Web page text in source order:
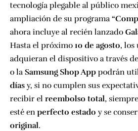
tecnología plegable al público
ampliación de su programa
ahora incluye al recién lanzado
Hasta el próximo 10 de agosto, los
adquieran el dispositivo a través de
o la Samsung Shop App podrán
días y, si no cumplen sus
recibir el reembolso total,
esté en perfecto estado y se
original.